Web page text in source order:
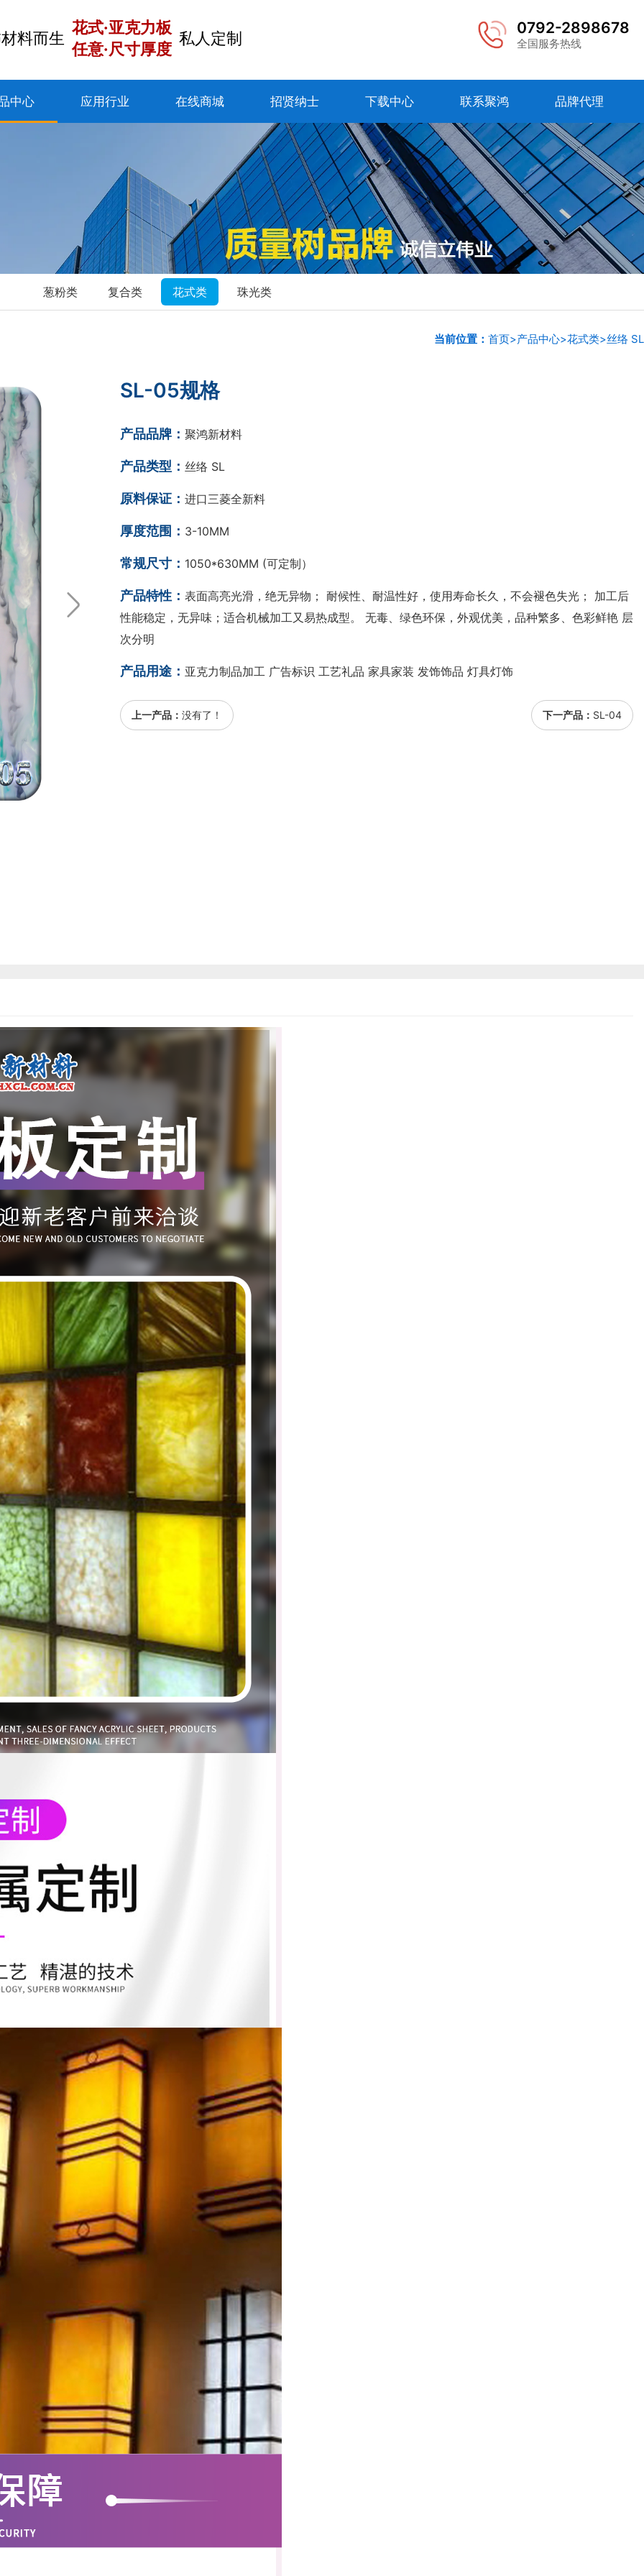
0792-2898678
全国服务热线
料而生
花式·亚克力板
任意·尺寸厚度
私人定制
中心 应用行业 在线商城 招贤纳士 下载中心 联系聚鸿 品牌代理
葱粉类 复合类 花式类 珠光类
当前位置： 首页>产品中心>花式类>丝络 SL
SL-05规格
产品品牌： 聚鸿新材料
产品类型： 丝络 SL
原料保证： 进口三菱全新料
厚度范围： 3-10MM
常规尺寸： 1050*630MM (可定制）
产品特性： 表面高亮光滑，绝无异物； 耐候性、耐温性好，使用寿命长久，不会褪色失光； 加工后
性能稳定，无异味；适合机械加工又易热成型。 无毒、绿色环保，外观优美，品种繁多、色彩鲜艳 层
次分明
产品用途： 亚克力制品加工 广告标识 工艺礼品 家具家装 发饰饰品 灯具灯饰
上一产品： 没有了！ 下一产品： SL-04